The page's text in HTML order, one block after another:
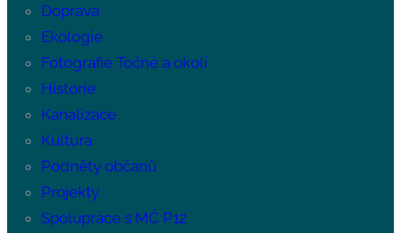
Doprava
Ekologie
Fotografie Točné a okolí
Historie
Kanalizace
Kultura
Podněty občanů
Projekty
Spolupráce s MČ P12